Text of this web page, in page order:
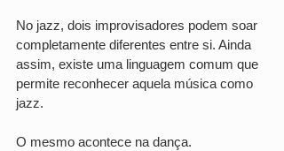
No jazz, dois improvisadores podem soar
completamente diferentes entre si. Ainda
assim, existe uma linguagem comum que
permite reconhecer aquela música como
jazz.
O mesmo acontece na dança.